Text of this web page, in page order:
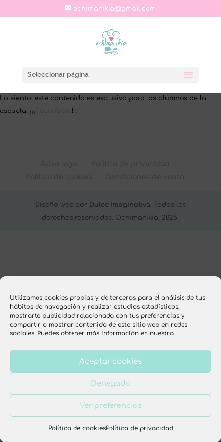
Utilizamos cookies propias y de terceros para el análisis de tus
hábitos de navegación y realizar estudios estadísticos,
mostrarte publicidad relacionada con tus preferencias y
compartir o mostrar contenido de este sitio web en redes
sociales. Puedes obtener más información en nuestra
Aceptar cookies
Denegado
Ver preferencias
Política de cookiesPolítica de privacidad
ochimanikia@gmail.com
Seleccionar página
Lo siento, éste contenido es exclusivo para los alumnos de la
escuela. ¡¡¡Suscríbete!!!
Diseño web por Dulce Imaginativa. Todos los
derechos reservados. Ochimanikia, 2025.